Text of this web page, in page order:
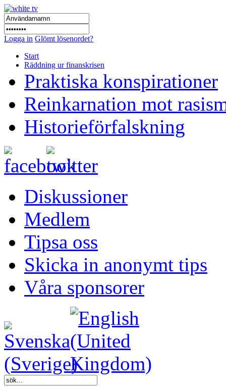
Logga in Glömt lösenordet?
Start
Räddning ur finanskrisen
Praktiska konspirationer
Reinkarnation mot
Historieförfalskning
Diskussioner
Medlem
Tipsa oss
Skicka in anonymt tips
Våra sponsorer